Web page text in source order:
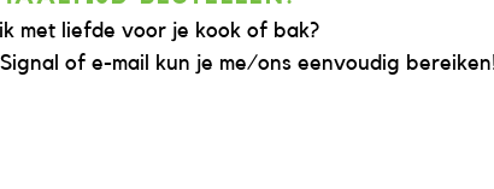
met liefde voor je kook of bak?
of e-mail kun je me/ons eenvoudig